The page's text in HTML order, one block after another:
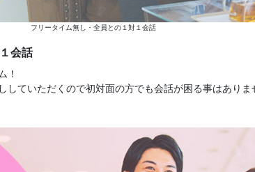
フリータイム無し・全員との１対１会話
会話
！
ていただくので初対面の方でも会話が困る事はありま